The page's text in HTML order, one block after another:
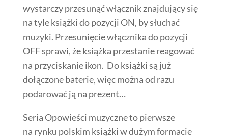
wystarczy przesunąć włącznik znajdujący się
na tyle książki do pozycji ON, by słuchać
muzyki. Przesunięcie włącznika do pozycji
OFF sprawi, że książka przestanie reagować
na przyciskanie ikon. Do książki są już
dołączone baterie, więc można od razu
podarować ją na prezent…
Seria Opowieści muzyczne to pierwsze
na rynku polskim książki w dużym formacie